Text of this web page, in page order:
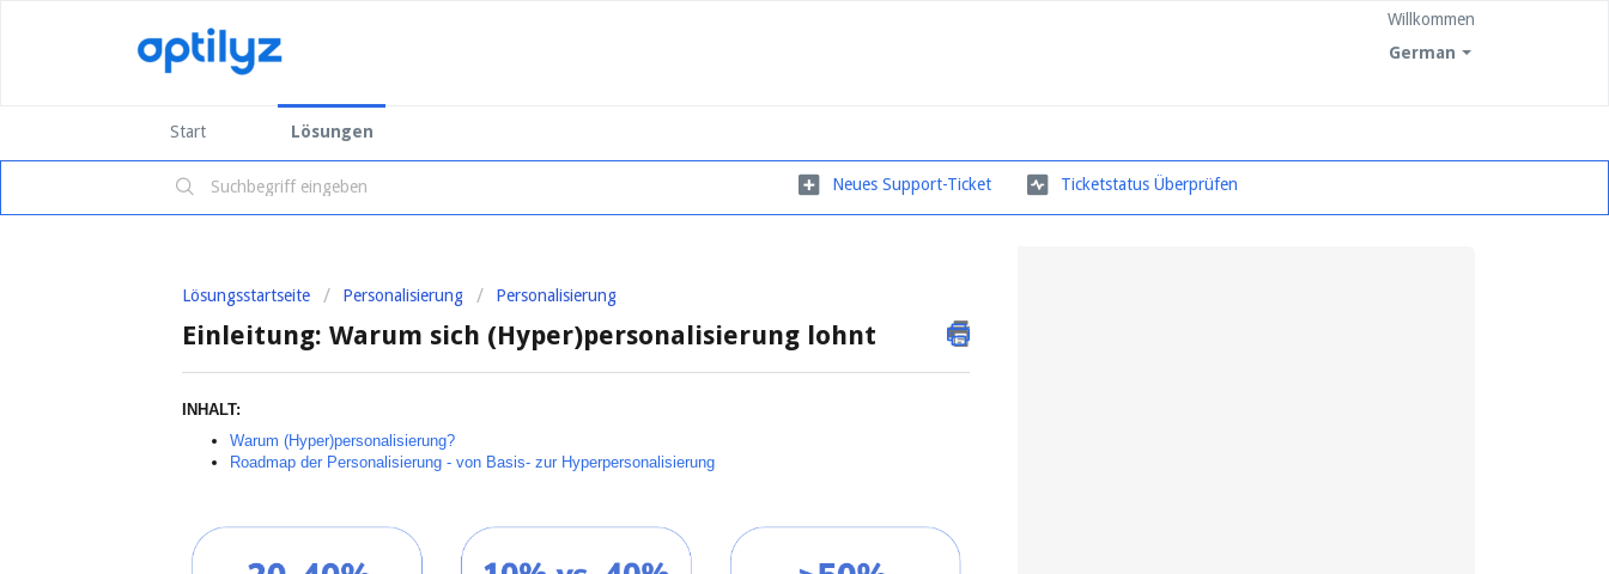
German
Willkommen
Start Lösungen
Neues Support-Ticket Ticketstatus Überprüfen
Lösungsstartseite Personalisierung Personalisierung
Einleitung: Warum sich (Hyper)personalisierung lohnt
INHALT:
Warum (Hyper)personalisierung?
Roadmap der Personalisierung - von Basis- zur Hyperpersonalisierung